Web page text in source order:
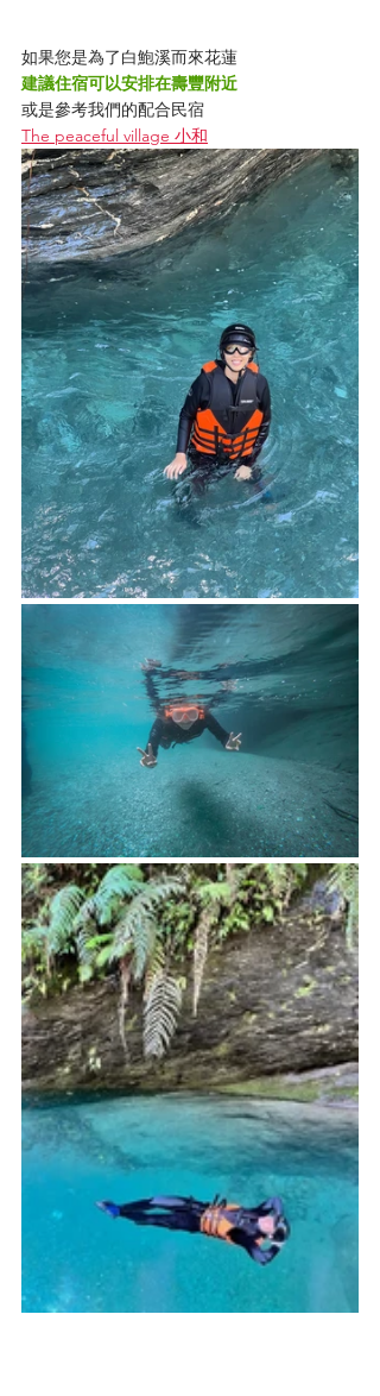
如果您是為了白鮑溪而來花蓮
建議住宿可以安排在壽豐附近
或是參考我們的配合民宿
The peaceful village 小和